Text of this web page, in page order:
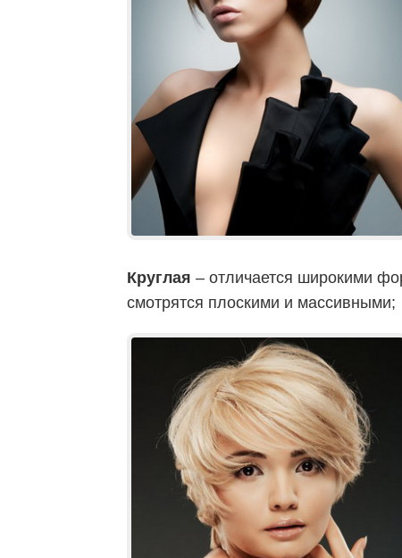
Круглая – отличается широкими
смотрятся плоскими и массивными;